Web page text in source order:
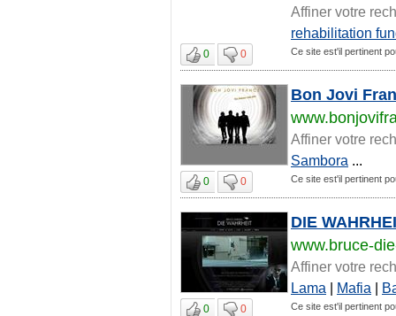
Affiner votre
rehabilitation
0 0 Ce site est'il pertinent
Bon Jovi
Affiner votre
Sambora ...
0 0 Ce site est'il pertinent
DIE
www.bruce-
Affiner votre
Lama | Mafia |
0 0 Ce site est'il pertinent